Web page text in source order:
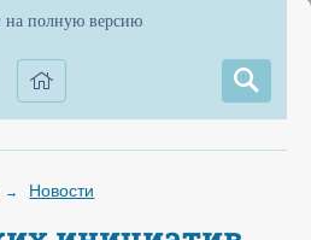
на полную версию
→ Новости